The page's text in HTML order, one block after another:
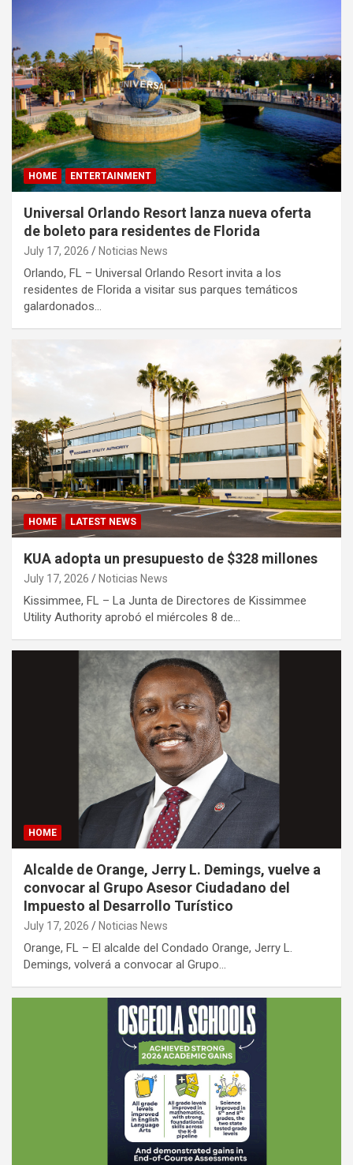
HOME ENTERTAINMENT
Universal Orlando Resort lanza nueva oferta
de boleto para residentes de Florida
July 17, 2026 Noticias News
Orlando, FL – Universal Orlando Resort invita a los
residentes de Florida a visitar sus parques temáticos
galardonados…
HOME LATEST NEWS
KUA adopta un presupuesto de $328 millones
July 17, 2026 Noticias News
Kissimmee, FL – La Junta de Directores de Kissimmee
Utility Authority aprobó el miércoles 8 de…
HOME
Alcalde de Orange, Jerry L. Demings, vuelve a
convocar al Grupo Asesor Ciudadano del
Impuesto al Desarrollo Turístico
July 17, 2026 Noticias News
Orange, FL – El alcalde del Condado Orange, Jerry L.
Demings, volverá a convocar al Grupo…